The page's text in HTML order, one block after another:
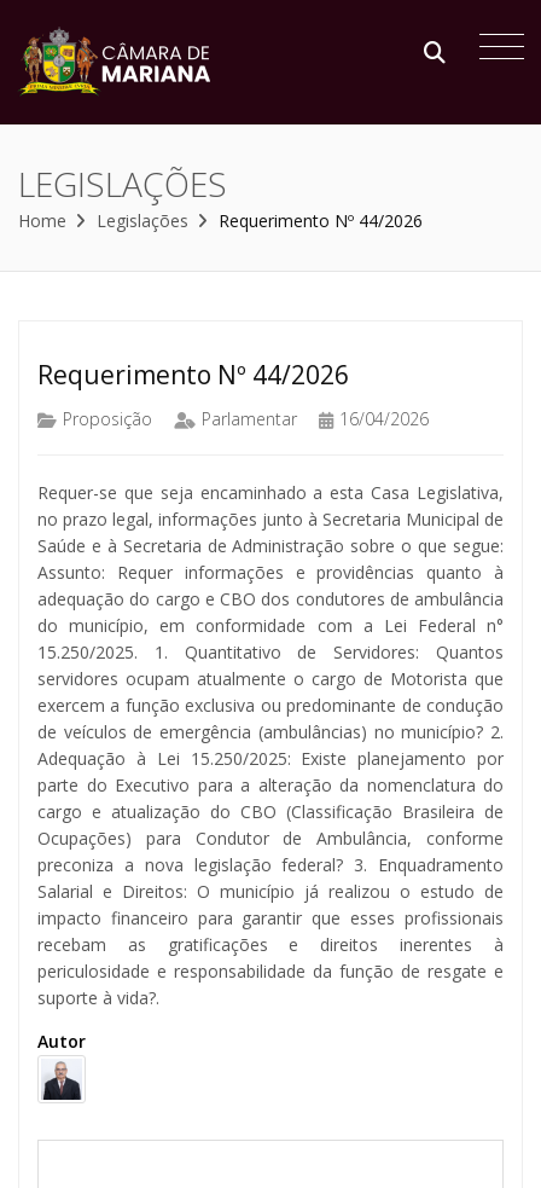
LEGISLAÇÕES
Home Legislações Requerimento Nº 44/2026
Requerimento Nº 44/2026
Proposição Parlamentar 16/04/2026
Requer-se que seja encaminhado a esta Casa Legislativa,
no prazo legal, informações junto à Secretaria Municipal de
Saúde e à Secretaria de Administração sobre o que segue:
Assunto: Requer informações e providências quanto à
adequação do cargo e CBO dos condutores de ambulância
do município, em conformidade com a Lei Federal n°
15.250/2025. 1. Quantitativo de Servidores: Quantos
servidores ocupam atualmente o cargo de Motorista que
exercem a função exclusiva ou predominante de condução
de veículos de emergência (ambulâncias) no município? 2.
Adequação à Lei 15.250/2025: Existe planejamento por
parte do Executivo para a alteração da nomenclatura do
cargo e atualização do CBO (Classificação Brasileira de
Ocupações) para Condutor de Ambulância, conforme
preconiza a nova legislação federal? 3. Enquadramento
Salarial e Direitos: O município já realizou o estudo de
impacto financeiro para garantir que esses profissionais
recebam as gratificações e direitos inerentes à
periculosidade e responsabilidade da função de resgate e
suporte à vida?.
Autor